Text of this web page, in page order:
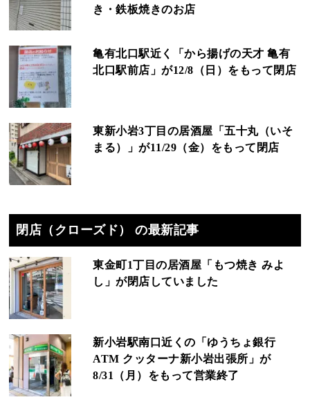
き・鉄板焼きのお店
亀有北口駅近く「から揚げの天才 亀有
北口駅前店」が12/8（日）をもって閉店
東新小岩3丁目の居酒屋「五十丸（いそ
まる）」が11/29（金）をもって閉店
閉店（クローズド） の最新記事
東金町1丁目の居酒屋「もつ焼き みよ
し」が閉店していました
新小岩駅南口近くの「ゆうちょ銀行
ATM クッターナ新小岩出張所」が
8/31（月）をもって営業終了